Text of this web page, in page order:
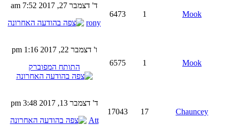
Mook
1
6473
ד' דצמבר 27, 2017 7:52 am
rony
Mook
1
6575
ו' דצמבר 22, 2017 1:16 pm
התותח המפוברק
Chauncey
17
17043
ד' דצמבר 13, 2017 3:48 pm
Att